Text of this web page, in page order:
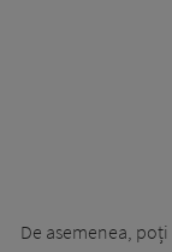
De asemenea,